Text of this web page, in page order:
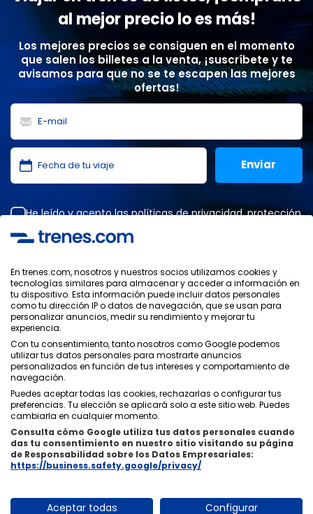
al mejor precio lo es más!
Los mejores precios se consiguen en el momento
que salen los billetes a la venta, ¡suscríbete y te
avisamos para que no se te escapen las mejores
ofertas!
He leído y acepto laspolíticas de privacidad,protección
SOLUTIONS.
Política de Privacidad
Condiciones Generales
Política de Seguridad
Contacto
Quiénes Somos ixigo
Copyright © Trenes.com. Todos los derechos reservados.
En trenes.com, nosotros y nuestros socios utilizamos cookies y
tecnologías similares para almacenar y acceder a información en
tu dispositivo. Esta información puede incluir datos personales
como tu dirección IP o datos de navegación, que se usan para
personalizar anuncios, medir su rendimiento y mejorar tu
experiencia.
Con tu consentimiento, tanto nosotros como Google podemos
utilizar tus datos personales para mostrarte anuncios
personalizados en función de tus intereses y comportamiento de
navegación.
Puedes aceptar todas las cookies, rechazarlas o configurar tus
preferencias. Tu elección se aplicará solo a este sitio web. Puedes
cambiarla en cualquier momento.
Consulta cómo Google utiliza tus datos personales cuando
das tu consentimiento en nuestro sitio visitando su página
de Responsabilidad sobre los Datos Empresariales:
https://business.safety.google/privacy/
Aceptar todas Configurar